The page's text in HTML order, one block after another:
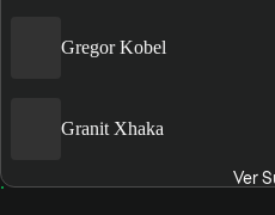
Gregor Kobel
Granit Xhaka
Ver